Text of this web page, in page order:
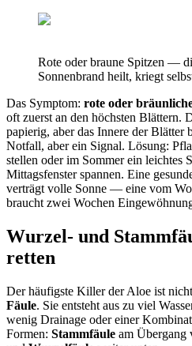
Rote oder braune Spitzen —
Sonnenbrand heilt, kriegt
Das Symptom: rote oder
oft zuerst an den höchsten Blättern.
papierig, aber das Innere der Blätter
Notfall, aber ein Signal. Lösung:
stellen oder im Sommer ein leichtes
Mittagsfenster spannen. Eine
verträgt volle Sonne — eine vom
braucht zwei Wochen
Wurzel- und
retten
Der häufigste Killer der Aloe ist
Fäule. Sie entsteht aus zu viel
wenig Drainage oder einer
Formen: Stammfäule am Übergang